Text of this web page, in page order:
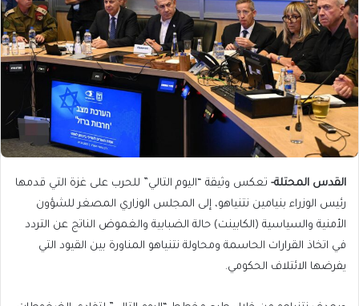
القدس المحتلة- تعكس وثيقة “اليوم التالي” للحرب على غزة التي قدمها
رئيس الوزراء بنيامين نتنياهو، إلى المجلس الوزاري المصغر للشؤون
الأمنية والسياسية (الكابينت) حالة الضبابية والغموض الناتج عن التردد
في اتخاذ القرارات الحاسمة ومحاولة نتنياهو المناورة بين القيود التي
يفرضها الائتلاف الحكومي.